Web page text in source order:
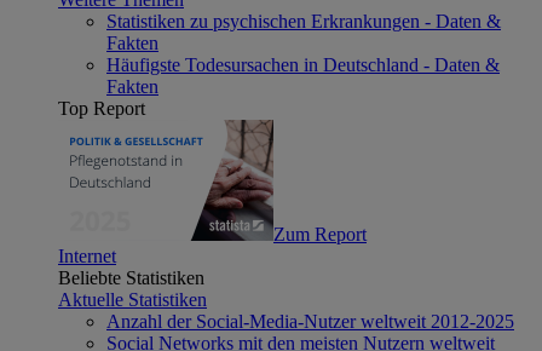
Statistiken zu psychischen Erkrankungen - Daten &
Fakten
Häufigste Todesursachen in Deutschland - Daten &
Fakten
Top Report
Zum Report
Internet
Beliebte Statistiken
Aktuelle Statistiken
Anzahl der Social-Media-Nutzer weltweit 2012-2025
Social Networks mit den meisten Nutzern weltweit